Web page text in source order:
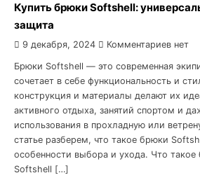
Купить брюки Softshell:
защита
9 декабря, 2024 Комментариев нет
Брюки Softshell — это современная
сочетает в себе функциональность и
конструкция и материалы делают их
активного отдыха, занятий спортом и
использования в прохладную или
статье разберем, что такое брюки
особенности выбора и ухода. Что
Softshell […]